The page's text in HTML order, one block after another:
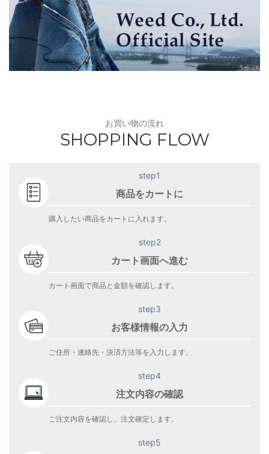
お買い物の流れ
SHOPPING FLOW
step1
商品をカートに
購入したい商品をカートに入れます。
step2
カート画面へ進む
カート画面で商品と金額を確認します。
step3
お客様情報の入力
ご住所・連絡先・決済方法等を入力します。
step4
注文内容の確認
ご注文内容を確認し、注文確定します。
step5